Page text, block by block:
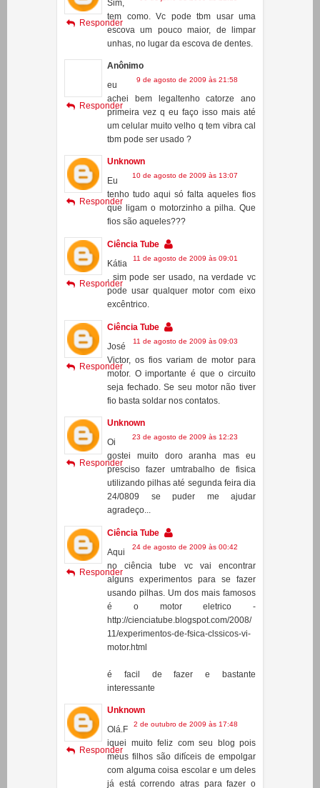
Ciência Tube
30 de julho de 2009 às 21:15
Sim,
tem como. Vc pode tbm usar uma
escova um pouco maior, de limpar
unhas, no lugar da escova de dentes.
Anônimo
9 de agosto de 2009 às 21:58
eu
achei bem legaltenho catorze ano
primeira vez q eu faço isso mais até
um celular muito velho q tem vibra cal
tbm pode ser usado ?
Responder
Unknown
10 de agosto de 2009 às 13:07
Eu
tenho tudo aqui só falta aqueles fios
que ligam o motorzinho a pilha. Que
fios são aqueles???
Ciência Tube
11 de agosto de 2009 às 09:01
Kátia
, sim pode ser usado, na verdade vc
pode usar qualquer motor com eixo
excêntrico.
Ciência Tube
11 de agosto de 2009 às 09:03
José
Victor, os fios variam de motor para
motor. O importante é que o circuito
seja fechado. Se seu motor não tiver
fio basta soldar nos contatos.
Responder
Unknown
23 de agosto de 2009 às 12:23
Oi
gostei muito doro aranha mas eu
presciso fazer umtrabalho de fisica
utilizando pilhas até segunda feira dia
24/0809 se puder me ajudar
agradeço...
Responder
Ciência Tube
24 de agosto de 2009 às 00:42
Aqui
no ciência tube vc vai encontrar
alguns experimentos para se fazer
usando pilhas. Um dos mais famosos
é o motor eletrico -
http://cienciatube.blogspot.com/2008/
motor.html
é facil de fazer e bastante
interessante
Responder
Unknown
2 de outubro de 2009 às 17:48
Olá.F
iquei muito feliz com seu blog pois
Responder